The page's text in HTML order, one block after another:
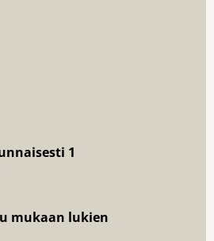
1
mukaan lukien